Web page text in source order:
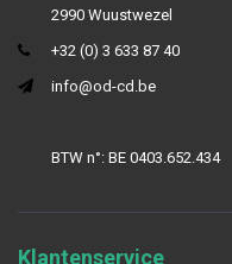
2990 Wuustwezel
+32 (0) 3 633 87 40
info@od-cd.be
BTW n°: BE 0403.652.434
Klantenservice